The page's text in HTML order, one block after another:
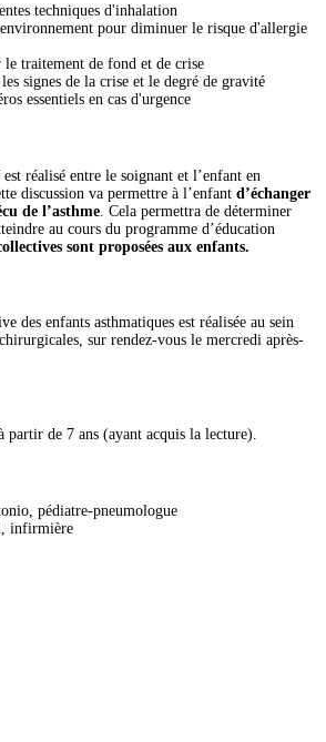
techniques d'inhalation
pour diminuer le risque d'allergie
traitement de fond et de crise
signes de la crise et le degré de gravité
essentiels en cas d'urgence
réalisé entre le soignant et l’enfant en
discussion va permettre à l’enfant d’échanger
de l’asthme . Cela permettra de déterminer
au cours du programme d’éducation
sont proposées aux enfants.
des enfants asthmatiques est réalisée au sein
sur rendez-vous le mercredi après-
partir de 7 ans (ayant acquis la lecture).
pédiatre-pneumologue
infirmière